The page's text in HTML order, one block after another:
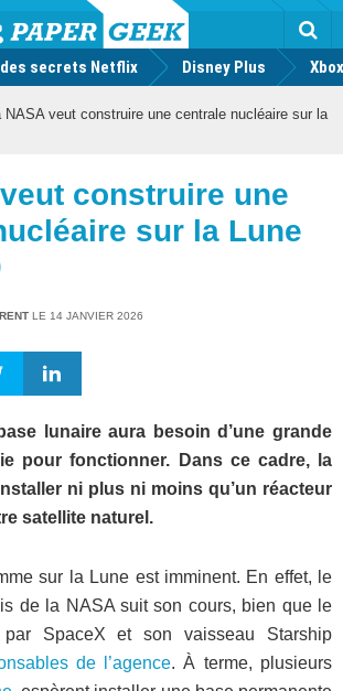
secrets Netflix Disney Plus
NASA veut construire une centrale nucléaire sur la
construire une
sur la Lune
LE 14 JANVIER 2026
lunaire aura besoin d’une grande
pour fonctionner. Dans ce cadre, la
ni plus ni moins qu’un réacteur
satellite naturel.
sur la Lune est imminent. En effet, le
de la NASA suit son cours, bien que le
par SpaceX et son vaisseau Starship
de l’agence. À terme, plusieurs
FacebookTwitter Youtube